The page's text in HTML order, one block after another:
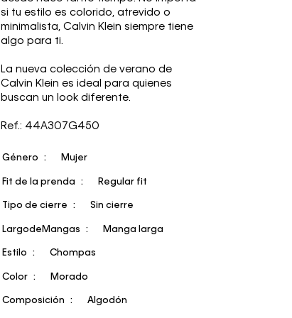
si tu estilo es colorido, atrevido o
minimalista, Calvin Klein siempre tiene
algo para ti.
La nueva colección de verano de
Calvin Klein es ideal para quienes
buscan un look diferente.
Ref.: 44A307G450
Género Mujer
Fit de la prenda Regular fit
Tipo de cierre Sin cierre
LargodeMangas Manga larga
Estilo Chompas
Color Morado
Composición Algodón